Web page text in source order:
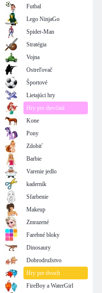
Futbal
Lego NinjaGo
Spider-Man
Stratégia
Vojna
Ostreľovač
Športové
Lietajúci hry
Hry pre dievčatá
Kone
Pony
Zdobiť
Barbie
Varenie jedlo
kaderník
Sfarbenie
Makeup
Zmrazené
Farebné bloky
Dinosaury
Dobrodružstvo
Hry pre dvoch
FireBoy a WaterGirl